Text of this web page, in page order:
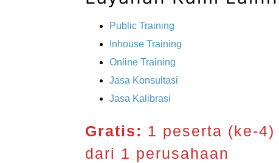
Public Training
Inhouse Training
Online Training
Jasa Konsultasi
Jasa Kalibrasi
Gratis: 1 peserta (ke-
dari 1 perusahaan